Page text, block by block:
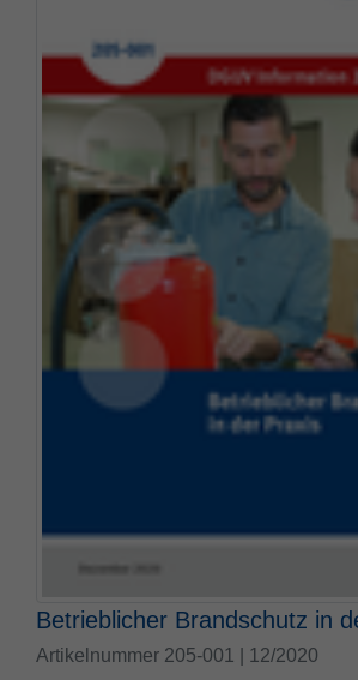
Betrieblicher Brandschutz in
Artikelnummer 205-001 | 12/2020